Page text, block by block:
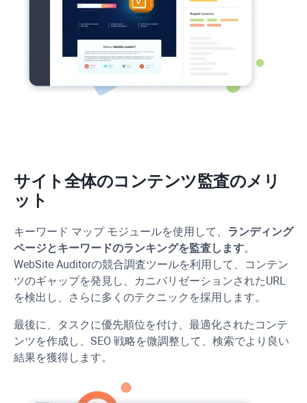
サイト全体のコンテンツ監査のメリ
ット
キーワード マップ モジュールを使用して、 ランディング
ページとキーワードのランキングを監査します。
WebSite Auditorの競合調査ツールを利用して、コンテン
ツのギャップを発見し、カニバリゼーションされたURL
を検出し、さらに多くのテクニックを採用します。
最後に、タスクに優先順位を付け、最適化されたコンテ
ンツを作成し、SEO 戦略を微調整して、検索でより良い
結果を獲得します。